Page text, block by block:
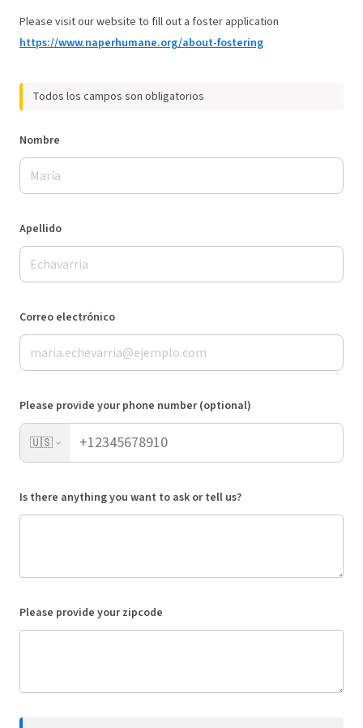
Please visit our website to fill out a foster application
https://www.naperhumane.org/about-fostering
Todos los campos son obligatorios
Nombre
Apellido
Correo electrónico
Please provide your phone number (optional)
🇺🇸
Is there anything you want to ask or tell us?
Please provide your zipcode